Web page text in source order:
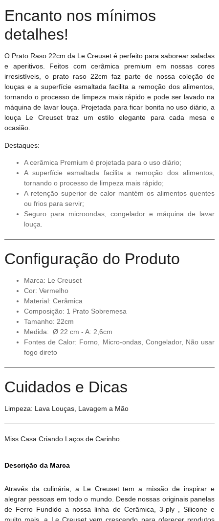
Encanto nos mínimos
detalhes!
O Prato Raso 22cm da Le Creuset é perfeito para saborear saladas
e aperitivos. Feitos com cerâmica premium em nossas cores
irresistíveis, o prato raso 22cm faz parte de nossa coleção de
louças e a superfície esmaltada facilita a remoção dos alimentos,
tornando o processo de limpeza mais rápido e pode ser lavado na
máquina de lavar louça. Projetada para ficar bonita no uso diário, a
louça Le Creuset traz um estilo elegante para cada mesa e
ocasião.
Destaques:
A cerâmica Premium é projetada para o uso diário;
A superfície esmaltada facilita a remoção dos alimentos,
tornando o processo de limpeza mais rápido;
A retenção superior de calor mantém os alimentos quentes
ou frios para servir;
Seguro para microondas, congelador e máquina de lavar
louça.
Configuração do Produto
Marca: Le Creuset
Cor: Vermelho
Material: Cerâmica
Composição: 1 Prato Sobremesa
Tamanho: 22cm
Medida: Ø 22 cm - A: 2,6cm
Fontes de Calor: Forno, Micro-ondas, Congelador, Não usar
fogo direto
Cuidados e Dicas
Limpeza: Lava Louças, Lavagem a Mão
Miss Casa Criando Laços de Carinho.
Descrição da Marca
Através da culinária, a Le Creuset tem a missão de inspirar e
alegrar pessoas em todo o mundo. Desde nossas originais panelas
de Ferro Fundido a nossa linha de Cerâmica, 3-ply , Silicone e
muito mais, a Le Creuset vem crescendo para oferecer produtos